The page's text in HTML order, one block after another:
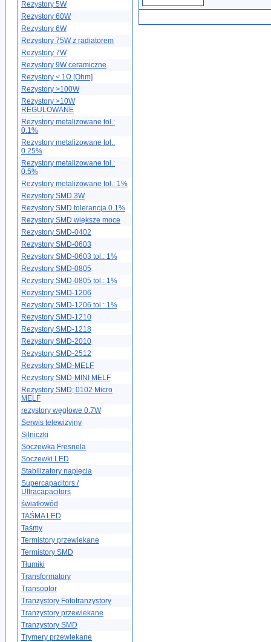
Rezystory 5W
Rezystory 60W
Rezystory 6W
Rezystory 75W z radiatorem
Rezystory 7W
Rezystory 9W ceramiczne
Rezystory < 1Ω [Ohm]
Rezystory >100W
Rezystory >10W
REGULOWANE
Rezystory metalizowane tol.:
0.1%
Rezystory metalizowane tol.:
0.25%
Rezystory metalizowane tol.:
0.5%
Rezystory metalizowane tol.: 1%
Rezystory SMD 3W
Rezystory SMD tolerancja 0.1%
Rezystory SMD większe moce
Rezystory SMD-0402
Rezystory SMD-0603
Rezystory SMD-0603 tol.: 1%
Rezystory SMD-0805
Rezystory SMD-0805 tol.: 1%
Rezystory SMD-1206
Rezystory SMD-1206 tol.: 1%
Rezystory SMD-1210
Rezystory SMD-1218
Rezystory SMD-2010
Rezystory SMD-2512
Rezystory SMD-MELF
Rezystory SMD-MINI MELF
Rezystory SMD; 0102 Micro
MELF
rezystory węglowe 0.7W
Serwis telewizyjny
Silniczki
Soczewka Fresnela
Soczewki LED
Stabilizatory napięcia
Supercapacitors /
Ultracapacitors
światłowód
TAŚMA LED
Taśmy
Termistory przewlekane
Termistory SMD
Tłumiki
Transformatory
Transoptor
Tranzystory Fototranzystory
Tranzystory przewlekane
Tranzystory SMD
Trymery przewlekane